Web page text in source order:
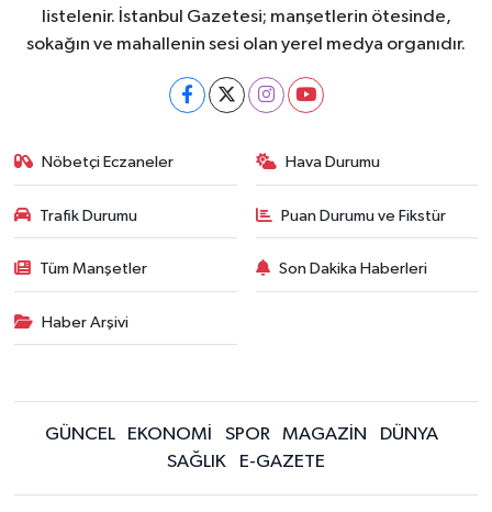
listelenir. İstanbul Gazetesi; manşetlerin ötesinde,
sokağın ve mahallenin sesi olan yerel medya organıdır.
Nöbetçi Eczaneler Hava Durumu
Trafik Durumu Puan Durumu ve Fikstür
Tüm Manşetler Son Dakika Haberleri
Haber Arşivi
GÜNCEL EKONOMİ SPOR MAGAZİN
DÜNYA
SAĞLIK
E-GAZETE